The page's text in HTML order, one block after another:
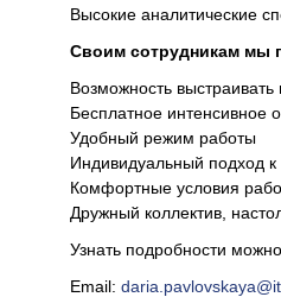
Высокие аналитические
Своим сотрудникам мы
Возможность
Бесплатное интенсивное
Удобный режим работы
Индивидуальный подход к
Комфортные условия
Дружный коллектив,
Узнать подробности
Email: